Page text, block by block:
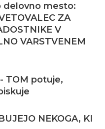
delovno mesto:
ZA
V
VARSTVENEM
TOM potuje,
NEKOGA, KI